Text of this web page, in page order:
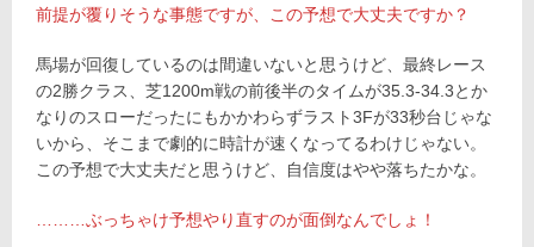
前提が覆りそうな事態ですが、この予想で大丈夫ですか？
馬場が回復しているのは間違いないと思うけど、最終レース
の2勝クラス、芝1200m戦の前後半のタイムが35.3-34.3とか
なりのスローだったにもかかわらずラスト3Fが33秒台じゃな
いから、そこまで劇的に時計が速くなってるわけじゃない。
この予想で大丈夫だと思うけど、自信度はやや落ちたかな。
………ぶっちゃけ予想やり直すのが面倒なんでしょ！